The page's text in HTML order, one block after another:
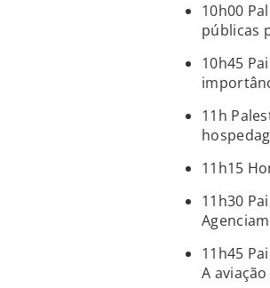
10h00
públicas
10h45
11h
11h15
11h30
11h45
A